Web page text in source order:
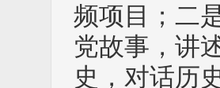
频项目；二
党故事，讲
史，对话历